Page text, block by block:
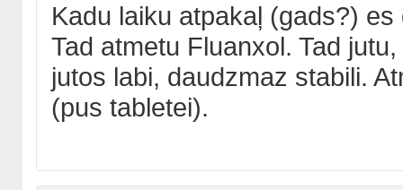
Kadu laiku atpakaļ (gads?)
Tad atmetu Fluanxol. Tad
jutos labi, daudzmaz stabili.
(pus tabletei).